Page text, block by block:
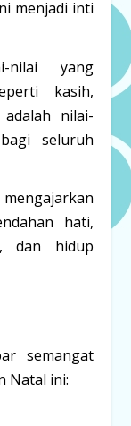
menjadi inti
yang
kasih,
nilai-
seluruh
hati,
dan hidup
semangat
Natal ini: